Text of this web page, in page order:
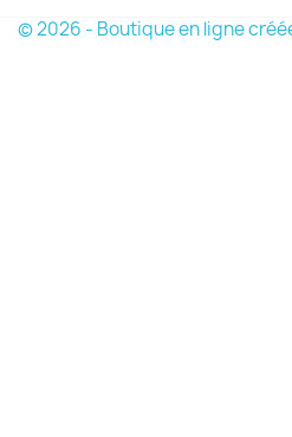
© 2026 - Boutique en ligne